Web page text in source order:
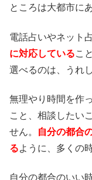
ところは大都市に
電話占いやネット
に対応しているこ
選べるのは、うれ
無理やり時間を作
こと、相談したい
せん。
自分の都合
るように、多くの
自分の都合のいい